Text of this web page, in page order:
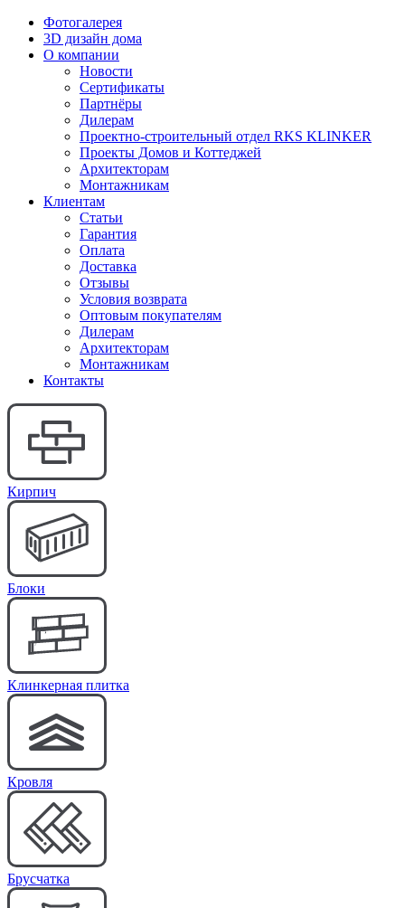
Фотогалерея
3D дизайн дома
О компании
Новости
Сертификаты
Партнёры
Дилерам
Проектно-строительный отдел RKS KLINKER
Проекты Домов и Коттеджей
Архитекторам
Монтажникам
Клиентам
Статьи
Гарантия
Оплата
Доставка
Отзывы
Условия возврата
Оптовым покупателям
Дилерам
Архитекторам
Монтажникам
Контакты
Кирпич
Блоки
Клинкерная плитка
Кровля
Брусчатка